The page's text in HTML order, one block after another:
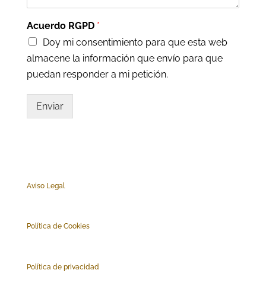
Acuerdo RGPD *
Doy mi consentimiento para que esta web
almacene la información que envío para que
puedan responder a mi petición.
Enviar
Aviso Legal
Política de Cookies
Política de privacidad